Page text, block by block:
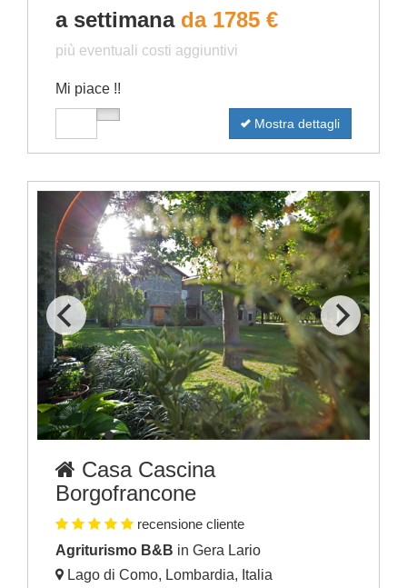
a settimana da 1785 €
più eventuali costi aggiuntivi
Mi piace !!
Mostra dettagli
Casa Cascina
Borgofrancone
recensione cliente
Agriturismo B&B in Gera Lario
Lago di Como, Lombardia, Italia